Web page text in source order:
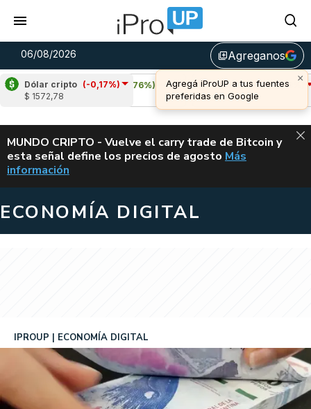
06/08/2026 library_addAgreganos
Dólar cripto (-0,17%)
$ 1572,78
Cardano
(5,76%)
u$s 0,20
Avalanche (-3,18%)
u$s 6,45
ALERTA
MUNDO CRIPTO - Vuelve el carry trade de Bitcoin y
esta señal define los precios de agosto VUELVE EL
Más
información
ECONOMÍA DIGITAL
IPROUP ECONOMÍA DIGITAL